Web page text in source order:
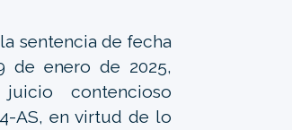
sentencia de fecha
de enero de 2025,
contencioso
AS, en virtud de lo